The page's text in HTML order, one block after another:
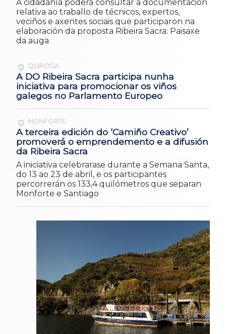
A cidadanía poderá consultar a documentación
relativa ao traballo de técnicos, expertos,
veciños e axentes sociais que participaron na
elaboración da proposta Ribeira Sacra: Paisaxe
da auga
QUIROGA
A DO Ribeira Sacra participa nunha
iniciativa para promocionar os viños
galegos no Parlamento Europeo
MONFORTE
A terceira edición do ‘Camiño Creativo’
promoverá o emprendemento e a difusión
da Ribeira Sacra
A iniciativa celebrarase durante a Semana Santa,
do 13 ao 23 de abril, e os participantes
percorrerán os 133,4 quilómetros que separan
Monforte e Santiago